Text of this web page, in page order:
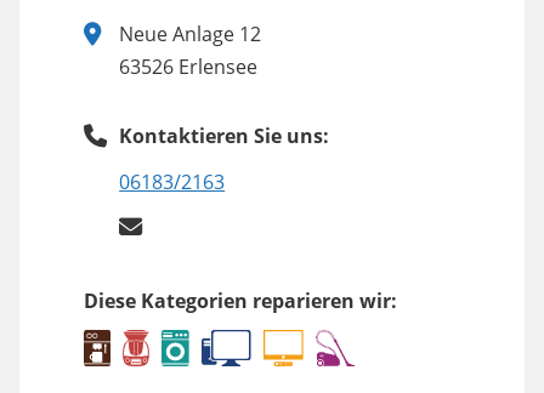
Neue Anlage 12
63526 Erlensee
Kontaktieren Sie uns:
06183/2163
Diese Kategorien reparieren wir: